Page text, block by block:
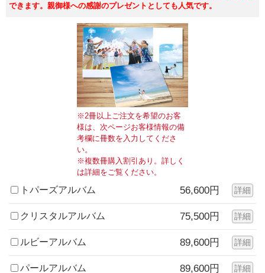
できます。親御様への感謝のプレゼントとしても人気です。
※2冊以上ご注文を希望のお客
様は、次ページお客様情報の備
考欄に冊数を入力してくださ
い。
※複数冊購入割引あり。詳しく
は詳細をご覧ください。
トパーズアルバム 56,600円 詳細
クリスタルアルバム 75,500円 詳細
ルビーアルバム 89,600円 詳細
パールアルバム 89,600円 詳細